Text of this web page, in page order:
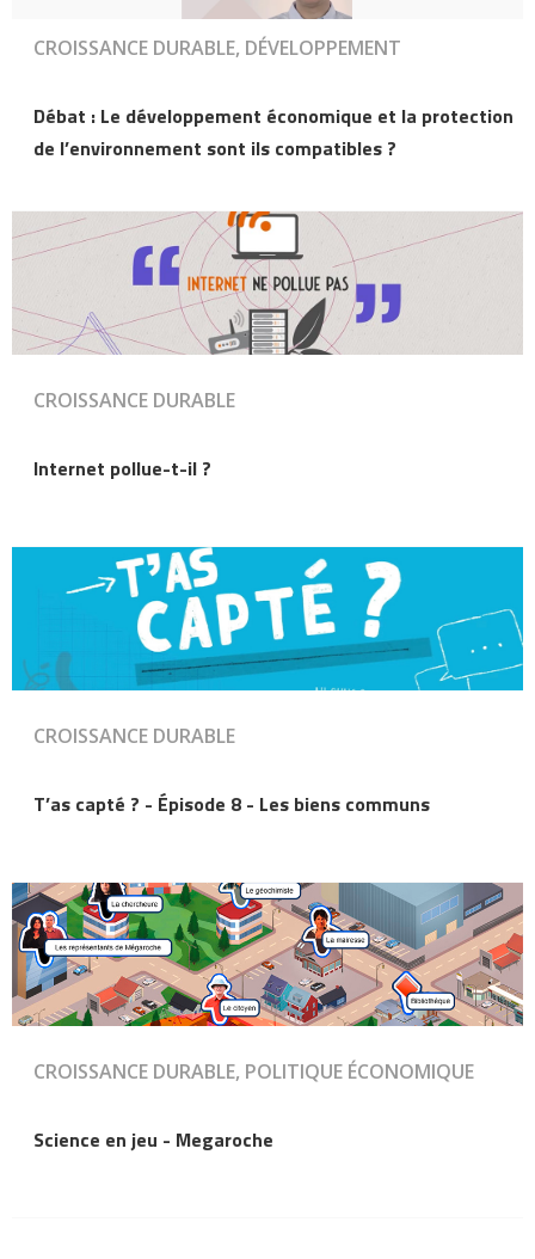
CROISSANCE DURABLE, DÉVELOPPEMENT
Débat : Le développement économique et la protection
de l’environnement sont ils compatibles ?
CROISSANCE DURABLE
Internet pollue-t-il ?
CROISSANCE DURABLE
T’as capté ? - Épisode 8 - Les biens communs
CROISSANCE DURABLE, POLITIQUE ÉCONOMIQUE
Science en jeu - Megaroche